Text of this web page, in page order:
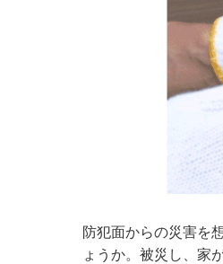
防犯面からの災害を
ょうか。被災し、家